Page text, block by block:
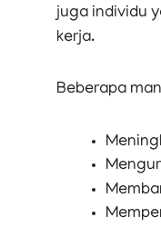
juga individu
kerja.
Beberapa